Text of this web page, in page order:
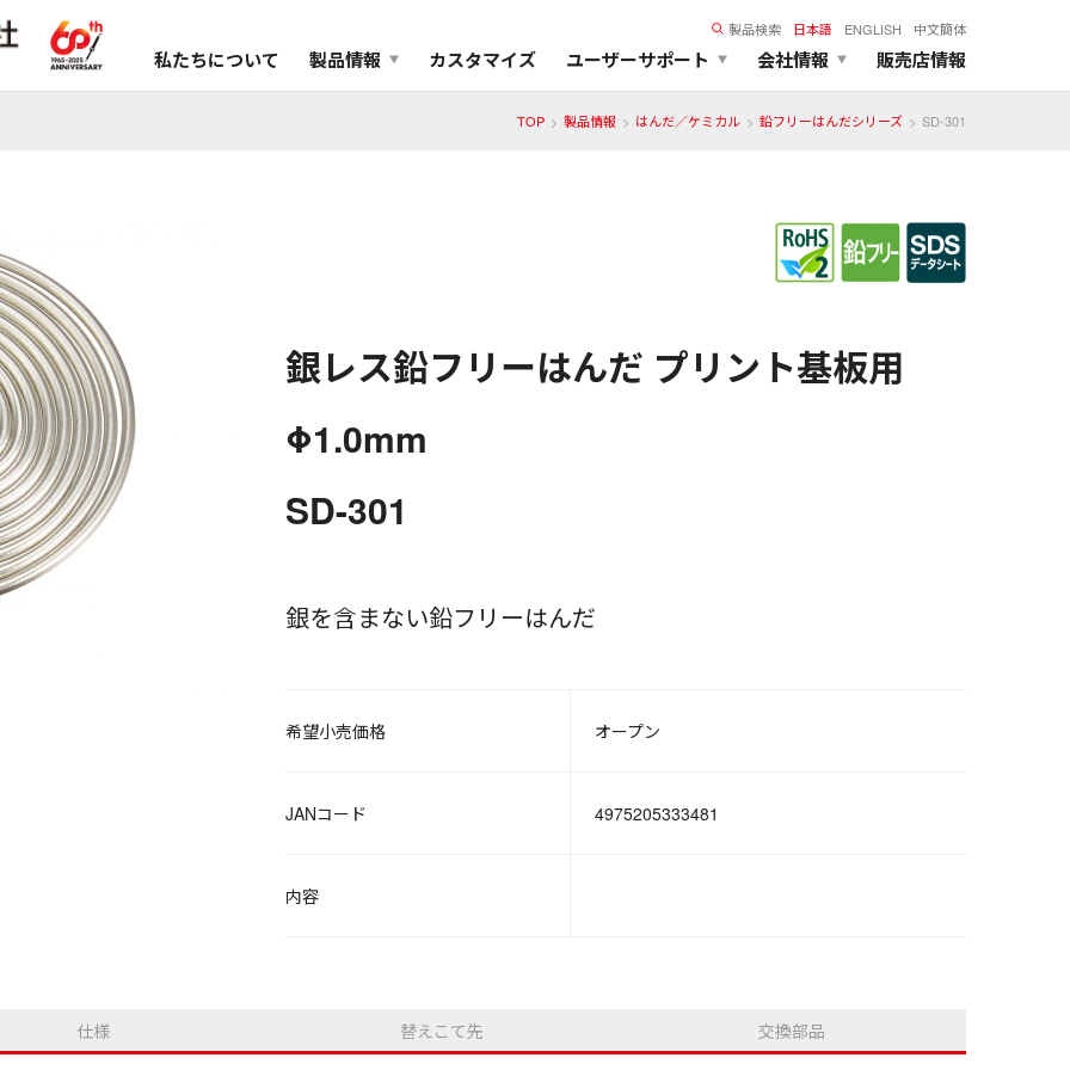
製品検索 日本語 ENGLISH 中文簡体
私たちについて 製品情報 カスタマイズ ユーザーサポート 会社情報 販売店情報
TOP 製品情報 はんだ／ケミカル 鉛フリーはんだシリーズ SD-301
銀レス鉛フリーはんだ プリント基板用
Φ1.0mm
SD-301
銀を含まない鉛フリーはんだ
希望小売価格 オープン
JANコード 4975205333481
内容
仕様 替えこて先 交換部品